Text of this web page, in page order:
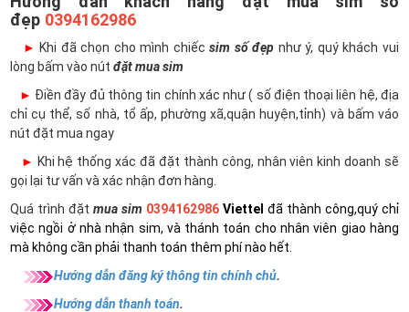
đẹp 0394162986
► Khi đã chọn cho mình chiếcsim số đẹp như ý, quý khách vui
lòng bấm vào nút đặt mua sim
► Điền đầy đủ thông tin chính xác như ( số điện thoại liên hệ, địa
chỉ cụ thể, số nhà, tổ ấp, phường xã,quận huyện,tỉnh) và bấm váo
nút đặt mua ngay
► Khi hệ thống xác đã đặt thành công, nhân viên kinh doanh sẽ
gọi lại tư vấn và xác nhận đơn hàng.
Quá trình đặt mua sim 0394162986 Viettel đã thành công,quý chỉ
việc ngồi ở nhà nhận sim, và thánh toán cho nhân viên giao hàng
mà không cần phải thanh toán thêm phí nào hết.
Hướng dẫn đăng ký thông tin chính chủ.
Hướng dẫn thanh toán.